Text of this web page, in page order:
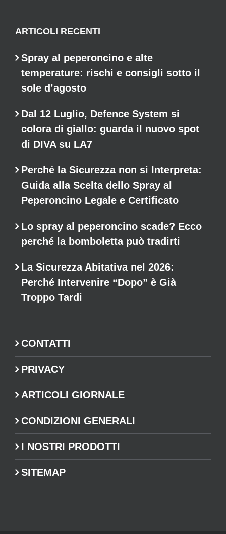
ARTICOLI RECENTI
Spray al peperoncino e alte
temperature: rischi e consigli sotto il
sole d’agosto
Dal 12 Luglio, Defence System si
colora di giallo: guarda il nuovo spot
di DIVA su LA7
Perché la Sicurezza non si Interpreta:
Guida alla Scelta dello Spray al
Peperoncino Legale e Certificato
Lo spray al peperoncino scade? Ecco
perché la bomboletta può tradirti
La Sicurezza Abitativa nel 2026:
Perché Intervenire “Dopo” è Già
Troppo Tardi
CONTATTI
PRIVACY
ARTICOLI GIORNALE
CONDIZIONI GENERALI
I NOSTRI PRODOTTI
SITEMAP